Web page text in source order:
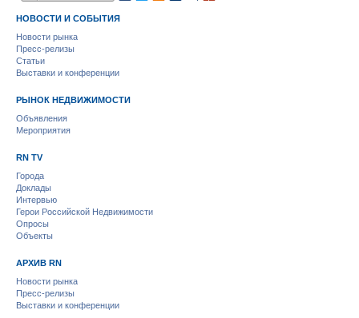
НОВОСТИ И СОБЫТИЯ
Новости рынка
Пресс-релизы
Статьи
Выставки и конференции
РЫНОК НЕДВИЖИМОСТИ
Объявления
Мероприятия
RN TV
Города
Доклады
Интервью
Герои Российской Недвижимости
Опросы
Объекты
АРХИВ RN
Новости рынка
Пресс-релизы
Выставки и конференции